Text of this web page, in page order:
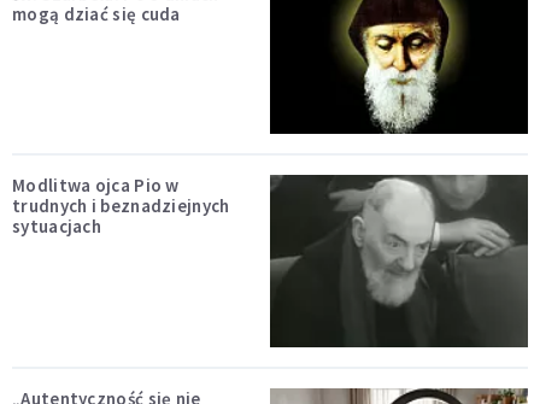
mogą dziać się cuda
Modlitwa ojca Pio w
trudnych i beznadziejnych
sytuacjach
„Autentyczność się nie